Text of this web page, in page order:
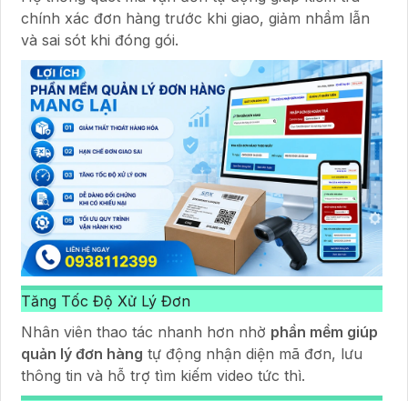
chính xác đơn hàng trước khi giao, giảm nhầm lẫn
và sai sót khi đóng gói.
Tăng Tốc Độ Xử Lý Đơn
Nhân viên thao tác nhanh hơn nhờ phần mềm giúp
quản lý đơn hàng tự động nhận diện mã đơn, lưu
thông tin và hỗ trợ tìm kiếm video tức thì.